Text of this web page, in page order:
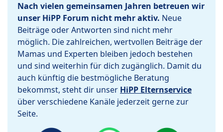
Nach vielen gemeinsamen Jahren betreuen wir
unser HiPP Forum nicht mehr aktiv. Neue
Beiträge oder Antworten sind nicht mehr
möglich. Die zahlreichen, wertvollen Beiträge der
Mamas und Experten bleiben jedoch bestehen
und sind weiterhin für dich zugänglich. Damit du
auch künftig die bestmögliche Beratung
bekommst, steht dir unser HiPP Elternservice
über verschiedene Kanäle jederzeit gerne zur
Seite.